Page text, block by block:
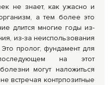
не знает, как ужасно и
а тем более это
длится многие годы из-
из-за неиспользования
пролог, фундамент для
на этот
могут наложиться
встречая контрпозитные